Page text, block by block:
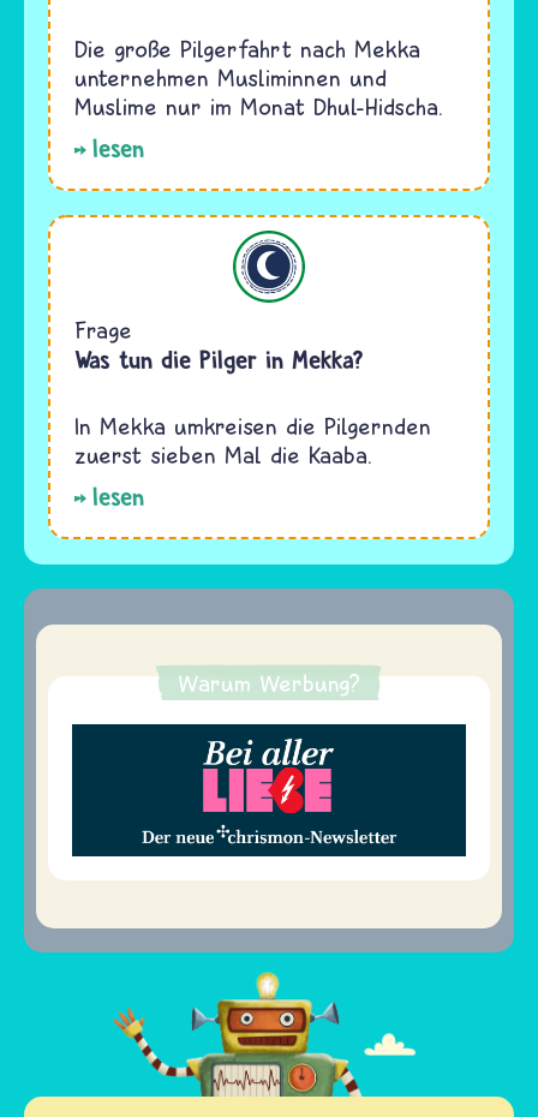
Die große Pilgerfahrt nach Mekka
unternehmen Musliminnen und
Muslime nur im Monat Dhul–Hidscha.
lesen
Frage
Was tun die Pilger in Mekka?
In Mekka umkreisen die Pilgernden
zuerst sieben Mal die Kaaba.
lesen
Warum Werbung?